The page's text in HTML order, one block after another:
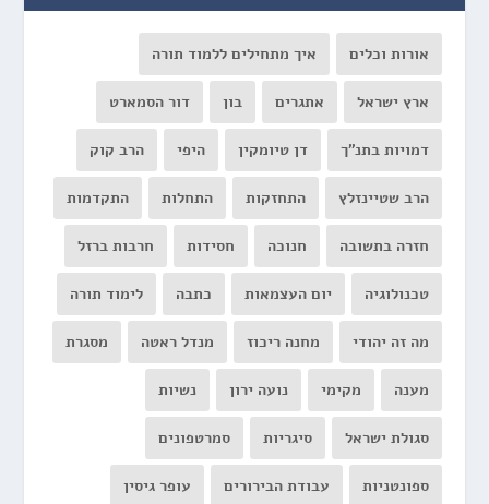
אורות וכלים איך מתחילים ללמוד תורה
ארץ ישראל אתגרים בון דור הסמארט
דמויות בתנ"ך דן טיומקין היפי הרב קוק
הרב שטיינזלץ התחזקות התחלות התקדמות
חזרה בתשובה חנוכה חסידות חרבות ברזל
טכנולוגיה יום העצמאות כתבה לימוד תורה
מה זה יהודי מחנה ריכוז מנדל ראטה מסגרת
מענה מקימי נועה ירון נשיות
סגולת ישראל סיגריות סמרטפונים
ספונטניות עבודת הבירורים עופר גיסין